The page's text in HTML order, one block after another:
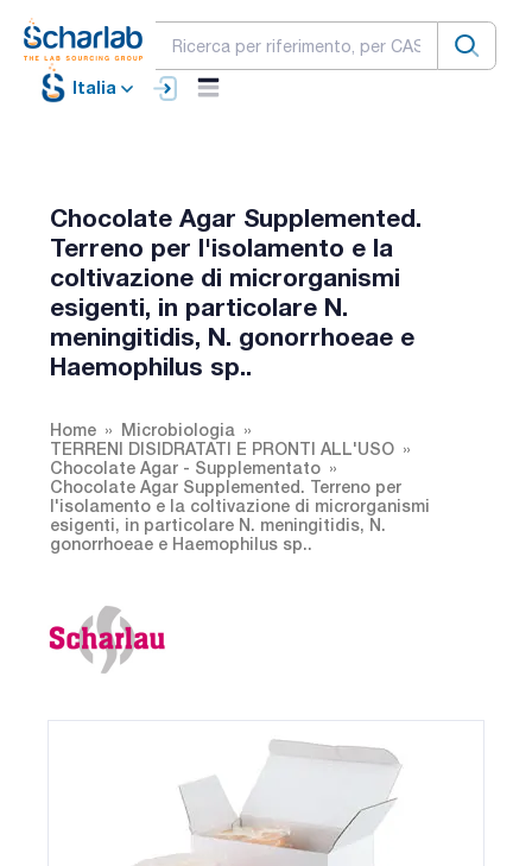
Italia
Chocolate Agar Supplemented.
Terreno per l'isolamento e la
coltivazione di microrganismi
esigenti, in particolare N.
meningitidis, N. gonorrhoeae e
Haemophilus sp..
Home
Microbiologia
TERRENI DISIDRATATI E PRONTI ALL'USO
Chocolate Agar - Supplementato
Chocolate Agar Supplemented. Terreno per
l'isolamento e la coltivazione di microrganismi
esigenti, in particolare N. meningitidis, N.
gonorrhoeae e Haemophilus sp..